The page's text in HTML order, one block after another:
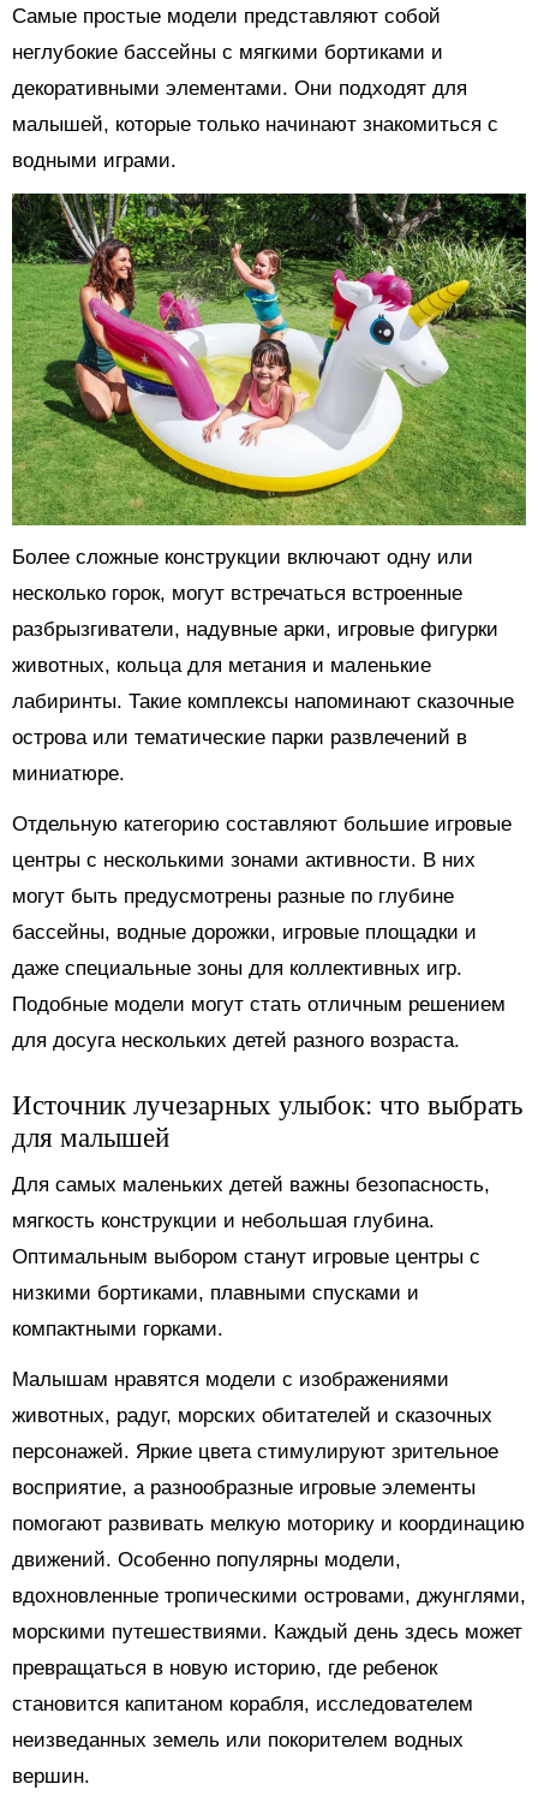
Самые простые модели представляют собой
неглубокие бассейны с мягкими бортиками и
декоративными элементами. Они подходят для
малышей, которые только начинают знакомиться с
водными играми.
Более сложные конструкции включают одну или
несколько горок, могут встречаться встроенные
разбрызгиватели, надувные арки, игровые фигурки
животных, кольца для метания и маленькие
лабиринты. Такие комплексы напоминают сказочные
острова или тематические парки развлечений в
миниатюре.
Отдельную категорию составляют большие игровые
центры с несколькими зонами активности. В них
могут быть предусмотрены разные по глубине
бассейны, водные дорожки, игровые площадки и
даже специальные зоны для коллективных игр.
Подобные модели могут стать отличным решением
для досуга нескольких детей разного возраста.
Источник лучезарных улыбок: что выбрать
для малышей
Для самых маленьких детей важны безопасность,
мягкость конструкции и небольшая глубина.
Оптимальным выбором станут игровые центры с
низкими бортиками, плавными спусками и
компактными горками.
Малышам нравятся модели с изображениями
животных, радуг, морских обитателей и сказочных
персонажей. Яркие цвета стимулируют зрительное
восприятие, а разнообразные игровые элементы
помогают развивать мелкую моторику и координацию
движений. Особенно популярны модели,
вдохновленные тропическими островами, джунглями,
морскими путешествиями. Каждый день здесь может
превращаться в новую историю, где ребенок
становится капитаном корабля, исследователем
неизведанных земель или покорителем водных
вершин.